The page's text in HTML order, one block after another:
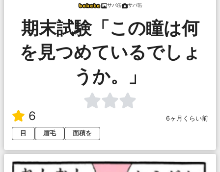
サバ缶 サバ缶
期末試験「この瞳は何
を見つめているでしょ
うか。」
6
6ヶ月くらい前
目
眉毛 面積を